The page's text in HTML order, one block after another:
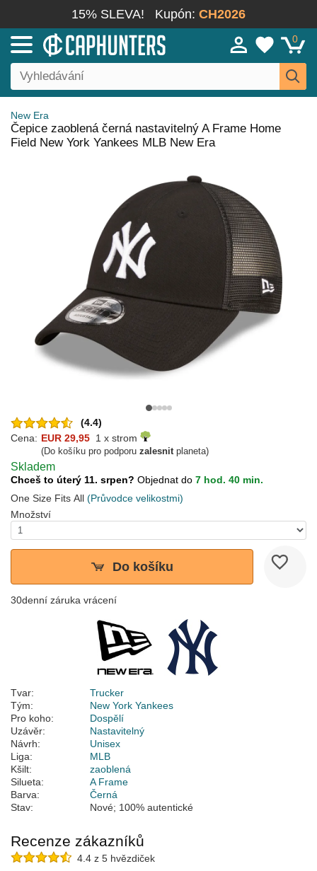
15% SLEVA! Kupón: CH2026
0
New Era
Čepice zaoblená černá nastavitelný A Frame Home
Field New York Yankees MLB New Era
(4.4)
Cena: EUR 29,95 1 x strom
(Do košíku pro podporu zalesnitplaneta)
Skladem
Chceš to úterý 11. srpen? Objednat do 7 hod. 40 min.
One Size Fits All (Průvodce velikostmi)
Množství
Do košíku
30denní záruka vrácení
Tvar:
Trucker
Tým:
New York Yankees
Pro koho:
Dospělí
Uzávěr:
Nastavitelný
Návrh:
Unisex
Liga:
MLB
Kšilt:
zaoblená
Silueta:
A Frame
Barva:
Černá
Stav:
Nové; 100% autentické
Recenze zákazníků
4.4 z 5 hvězdiček